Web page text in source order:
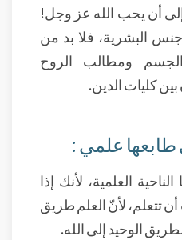
أن يحب الله عز وجل!
البشرية، فلا بد من
ومطالب الروح
بين كليات الدين.
العلمية، لأنك إذا
تتعلم، لأنّ العلم طريق
الوحيد إلى الله.